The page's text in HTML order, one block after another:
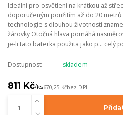
Ideální pro osvětlení na krátkou až
doporučeným použitím až do 20 metrů
technologie s dlouhou životností
žárovky Otočná hlava pomáhá
je-li tato baterka použita jako p... celý
Dostupnost skladem
811 Kč/ks670,25 Kčbez DPH